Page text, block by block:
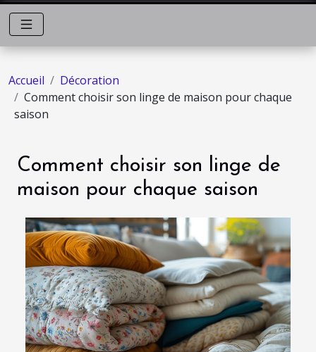
Accueil
Décoration
Comment choisir son linge de maison pour chaque
saison
Comment choisir son linge de
maison pour chaque saison